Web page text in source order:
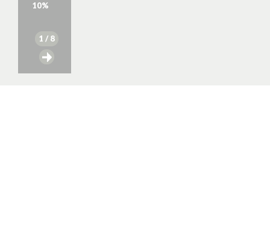
10%
1 / 8